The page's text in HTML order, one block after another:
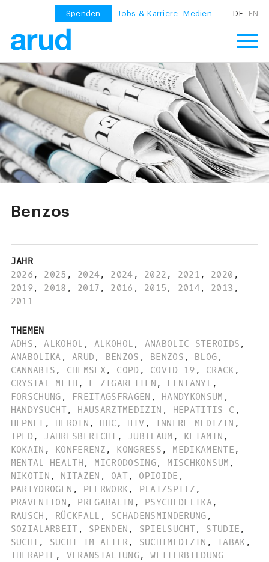
Spenden Jobs & Karriere Medien DE EN
Benzos
JAHR
2026 , 2025 , 2024, 2024 , 2022 , 2021 , 2020 ,
2019, 2018 , 2017 , 2016 , 2015 , 2014, 2013 ,
2011
THEMEN
ADHS , ALKOHOL , ALKOHOL , ANABOLIC STEROIDS ,
ANABOLIKA , ARUD , BENZOS , BENZOS , BLOG ,
CANNABIS , CHEMSEX , COPD , COVID-19 , CRACK ,
CRYSTAL METH , E-ZIGARETTEN , FENTANYL ,
FORSCHUNG , FREITAGSFRAGEN , HANDYKONSUM ,
HANDYSUCHT, HAUSARZTMEDIZIN , HEPATITIS C ,
HEPNET , HEROIN , HHC , HIV , INNERE MEDIZIN ,
IPED , JAHRESBERICHT , JUBILÄUM , KETAMIN ,
KOKAIN , KONFERENZ , KONGRESS , MEDIKAMENTE ,
MENTAL HEALTH , MICRODOSING, MISCHKONSUM ,
NIKOTIN , NITAZEN , OAT, OPIOIDE ,
PARTYDROGEN , PEERWORK, PLATZSPITZ ,
PRÄVENTION , PREGABALIN , PSYCHEDELIKA,
RAUSCH , RÜCKFALL , SCHADENSMINDERUNG ,
SOZIALARBEIT , SPENDEN , SPIELSUCHT, STUDIE ,
SUCHT, SUCHT IM ALTER, SUCHTMEDIZIN , TABAK ,
THERAPIE , VERANSTALTUNG, WEITERBILDUNG